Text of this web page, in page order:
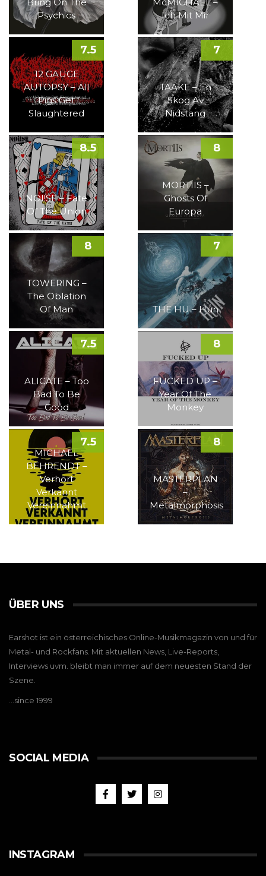
Psychics
Ich Mit Mir
12 GAUGE
AUTOPSY – All
Pigs Get
Slaughtered
7.5
TAAKE – En
Skog Av
Nidstang
7
NOI!SE – Fate
Of The Union
8.5
MORTIIS –
Ghosts Of
Europa
8
TOWERING –
The Oblation
Of Man
8
THE HU – Hun
7
ALICATE – Too
Bad To Be
Good
7.5
FUCKED UP –
Year Of The
Monkey
8
MICHAEL
BEHRENDT –
Verhört
Verkannt
Vereinnahmt
7.5
MASTERPLAN
–
Metalmorphosis
8
ÜBER UNS
Earshot ist ein österreichisches Online-Musikmagazin von und für
Metal- und Rockfans. Mit aktuellen News, Live-Reports,
Interviews uvm. bleibt man immer auf dem neuesten Stand der
Szene.
…since 1999
SOCIAL MEDIA
INSTAGRAM